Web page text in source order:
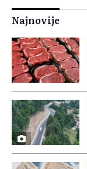
Najnovije